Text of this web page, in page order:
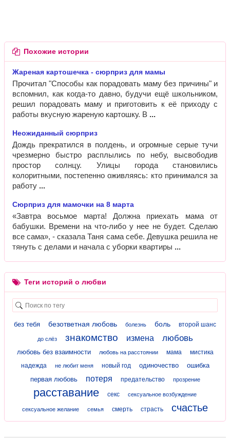
Похожие истории
Жареная картошечка - сюрприз для мамы
Прочитал "Способы как порадовать маму без причины" и
вспомнил, как когда-то давно, будучи ещё школьником,
решил порадовать маму и приготовить к её приходу с
работы вкусную жареную картошку. В
Неожиданный сюрприз
Дождь прекратился в полдень, и огромные серые тучи
чрезмерно быстро расплылись по небу, высвободив
простор солнцу. Улицы города становились
колоритными, постепенно оживляясь: кто принимался за
работу
Сюрприз для мамочки на 8 марта
«Завтра восьмое марта! Должна приехать мама от
бабушки. Времени на что-либо у нее не будет. Сделаю
все сама», - сказала Таня сама себе. Девушка решила не
тянуть с делами и начала с уборки квартиры
Теги историй о любви
без тебя безответная любовь болезнь боль второй шанс
до слёз знакомство измена любовь
любовь без взаимности любовь на расстоянии мама
мистика
надежда
не любит меня новый год одиночество
ошибка
первая любовь
потеря предательство прозрение
расставание секс сексуальное возбуждение
сексуальное желание семья смерть страсть счастье